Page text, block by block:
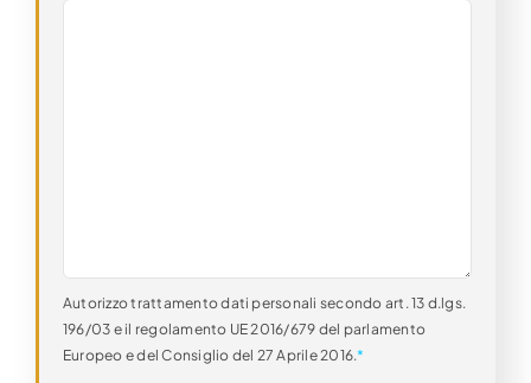
Autorizzo trattamento dati personali secondo art. 13 d.lgs.
196/03 e il regolamento UE 2016/679 del parlamento
Europeo e del Consiglio del 27 Aprile 2016.*